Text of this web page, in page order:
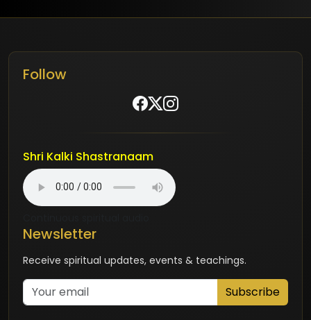
Follow
Shri Kalki Shastranaam
Newsletter
Receive spiritual updates, events & teachings.
Subscribe